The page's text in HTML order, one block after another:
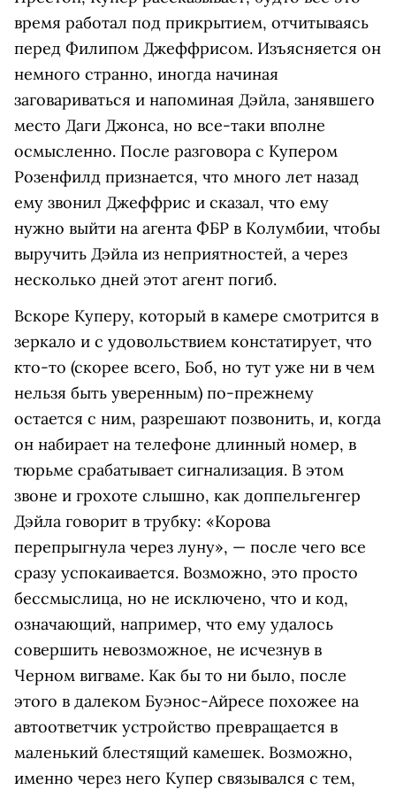
время работал под прикрытием, отчитываясь
перед Филипом Джеффрисом. Изъясняется он
немного странно, иногда начиная
заговариваться и напоминая Дэйла, занявшего
место Даги Джонса, но все-таки вполне
осмысленно. После разговора с Купером
Розенфилд признается, что много лет назад
ему звонил Джеффрис и сказал, что ему
нужно выйти на агента ФБР в Колумбии, чтобы
выручить Дэйла из неприятностей, а через
несколько дней этот агент погиб.
Вскоре Куперу, который в камере смотрится в
зеркало и с удовольствием констатирует, что
кто-то (скорее всего, Боб, но тут уже ни в чем
нельзя быть уверенным) по-прежнему
остается с ним, разрешают позвонить, и, когда
он набирает на телефоне длинный номер, в
тюрьме срабатывает сигнализация. В этом
звоне и грохоте слышно, как доппельгенгер
Дэйла говорит в трубку: «Корова
перепрыгнула через луну», — после чего все
сразу успокаивается. Возможно, это просто
бессмыслица, но не исключено, что и код,
означающий, например, что ему удалось
совершить невозможное, не исчезнув в
Черном вигваме. Как бы то ни было, после
этого в далеком Буэнос-Айресе похожее на
автоответчик устройство превращается в
маленький блестящий камешек. Возможно,
именно через него Купер связывался с тем,